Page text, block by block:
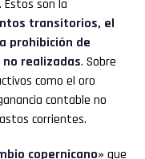
son la
transitorios, el
prohibición de
realizadas. Sobre
como el oro
contable no
corrientes.
copernicano» que